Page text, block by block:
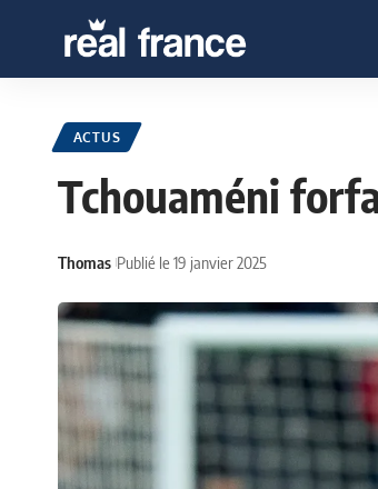
ACTUS
Tchouaméni
Thomas Publié le 19 janvier 2025